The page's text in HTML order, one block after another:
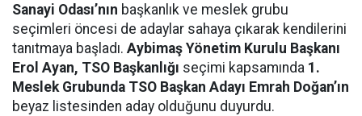
Sanayi Odası’nın başkanlık ve meslek grubu
seçimleri öncesi de adaylar sahaya çıkarak kendilerini
tanıtmaya başladı. Aybimaş Yönetim Kurulu Başkanı
Erol Ayan, TSO Başkanlığı seçimi kapsamında 1.
Meslek Grubunda TSO Başkan Adayı Emrah Doğan’ın
beyaz listesinden aday olduğunu duyurdu.